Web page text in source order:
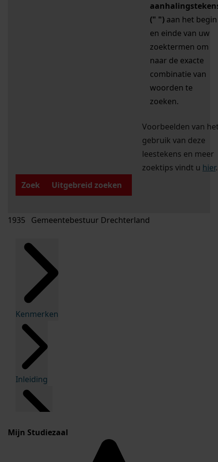
(" ") aan het begin
en einde van uw
zoektermen om
naar de exacte
combinatie van
woorden te
zoeken.
Voorbeelden van
gebruik van deze
leestekens en meer
zoektips vindt u hier.
Zoek
Uitgebreid zoeken
1935 Gemeentebestuur Drechterland
Kenmerken
Inleiding
Mijn Studiezaal